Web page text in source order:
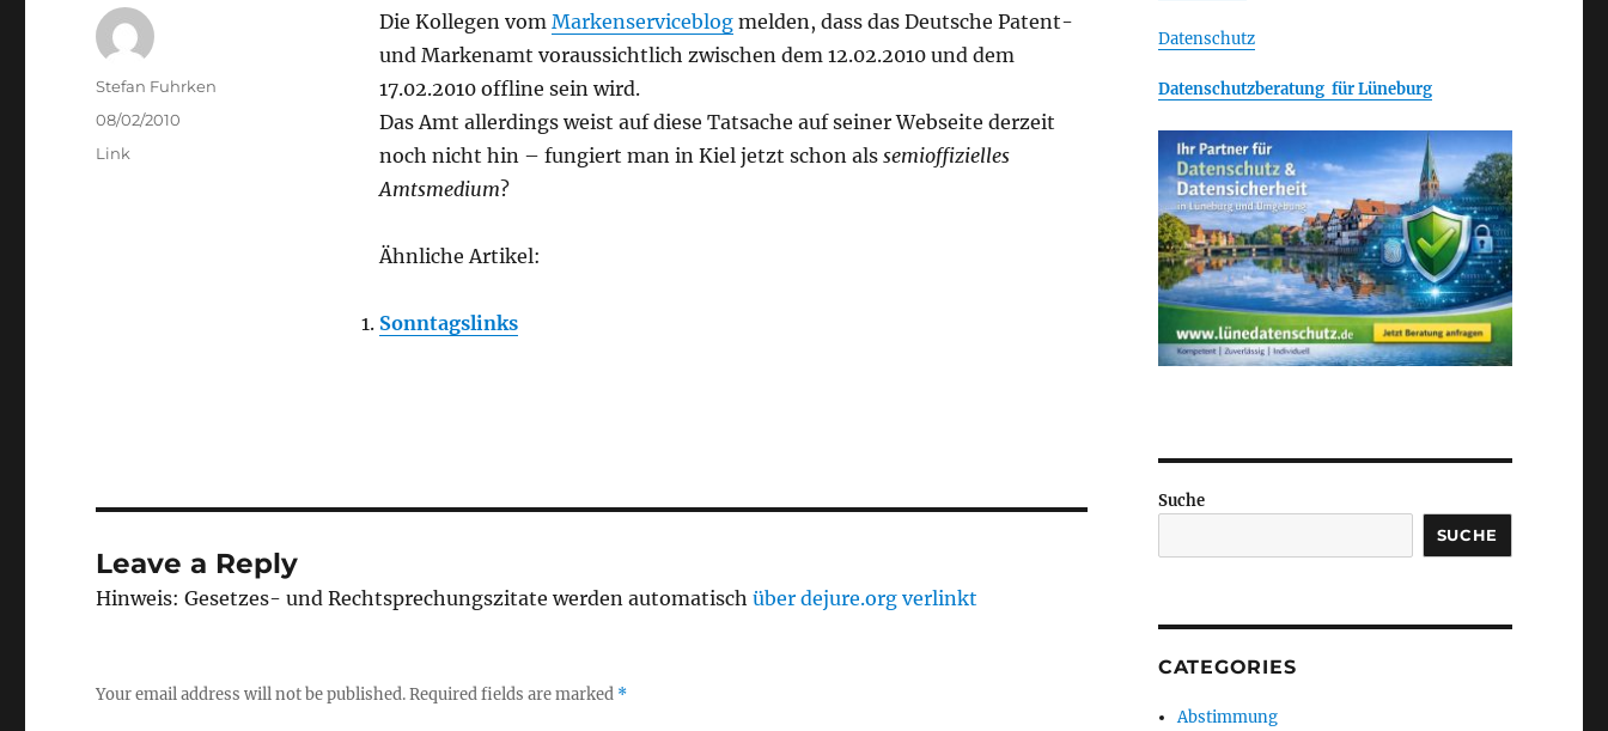
Die Kollegen vom Markenserviceblogmelden, dass das Deutsche Patent-
und Markenamt voraussichtlich zwischen dem 12.02.2010 und dem
17.02.2010 offline sein wird.
Das Amt allerdings weist auf diese Tatsache auf seiner Webseite derzeit
noch nicht hin – fungiert man in Kiel jetzt schon als semioffizielles
Amtsmedium?
Ähnliche Artikel:
Sonntagslinks
Author
Stefan Fuhrken
Posted
on
08/02/2010
Categories
Link
Leave a Reply
Hinweis: Gesetzes- und Rechtsprechungszitate werden automatischüber dejure.org verlinkt
Your email address will not be published.Required fields are marked *
Datenschutz
Datenschutzberatung für Lüneburg
Suche
SUCHE
CATEGORIES
Abstimmung